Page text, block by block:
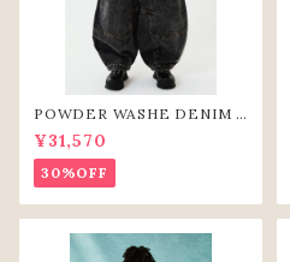
POWDER WASHE DENIM C
URVE PANTS(BLK)
¥31,570
30%OFF